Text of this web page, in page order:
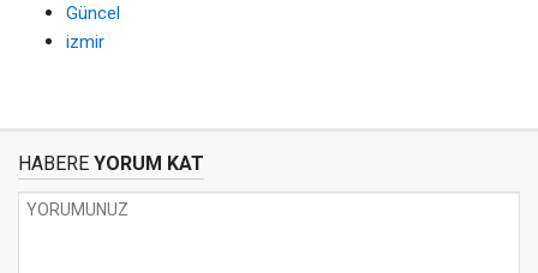
Güncel
izmir
HABERE YORUM KAT